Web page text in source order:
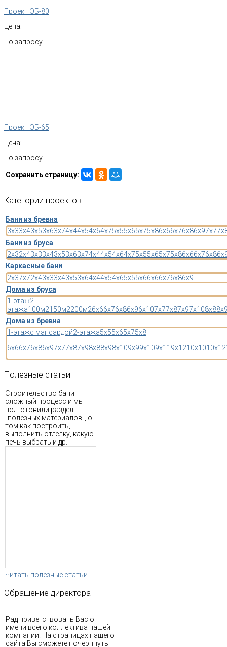
Проект ОБ-80
Цена:
По запросу
Проект ОБ-65
Цена:
По запросу
Сохранить страницу:
Категории проектов
Бани из бревна
3x33x43x53x63x74x44x54x64x75x55x65x75x86x66x76x86x97x7
Бани из бруса
2x32x43x33x43x53x63x74x44x54x64x75x55x65x75x86x66x76x8
Каркасные бани
2x37x72x43x33x43x53x64x44x54x65x55x66x66x76x86x9
Дома из бруса
1-этаж2-
этажа100м2150м2200м26x66x76x86x96x107x77x87x97x108x8
Дома из бревна
1-этажс мансардой2-этажа5x55x65x75x8
6x66x76x86x97x77x87x98x88x98x109x99x109x11 9x1210x1010x12
Полезные статьи
Строительство бани
сложный процесс и мы
подготовили раздел
"полезных материалов", о
том как построить,
выполнить отделку, какую
печь выбрать и др.
Читать полезные статьи...
Обращение директора
Рад приветствовать Вас от
имени всего коллектива нашей
компании. На страницах нашего
сайта Вы сможете почерпнуть